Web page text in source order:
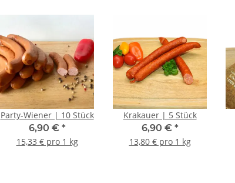
Party-Wiener | 10 Stück
6,90 € *
15,33 € pro 1 kg
Krakauer | 5 Stück
6,90 € *
13,80 € pro 1 kg